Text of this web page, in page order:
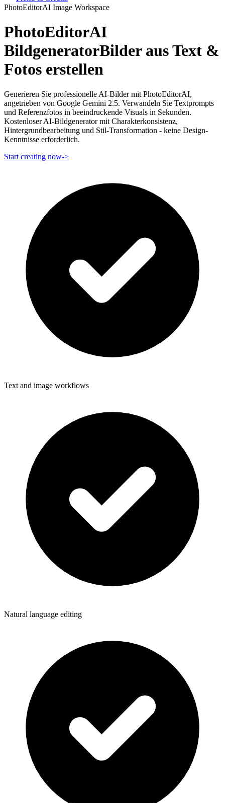
PhotoEditorAI Image Workspace
PhotoEditorAI
BildgeneratorBilder aus Text &
Fotos erstellen
Generieren Sie professionelle AI-Bilder mit PhotoEditorAI,
angetrieben von Google Gemini 2.5. Verwandeln Sie Textprompts
und Referenzfotos in beeindruckende Visuals in Sekunden.
Kostenloser AI-Bildgenerator mit Charakterkonsistenz,
Hintergrundbearbeitung und Stil-Transformation - keine Design-
Kenntnisse erforderlich.
Start creating now->
Text and image workflows
Natural language editing